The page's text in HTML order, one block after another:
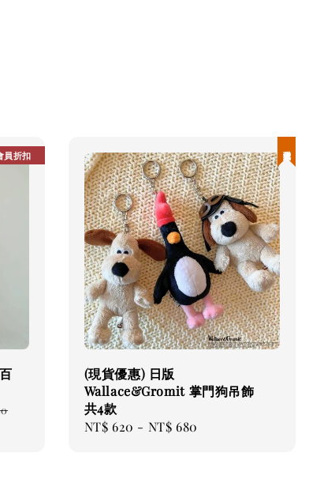
員折扣
(現貨優惠) 日版
Wallace&Gromit 掌門狗吊飾
共4款
Regular
NT$ 620 - NT$ 680